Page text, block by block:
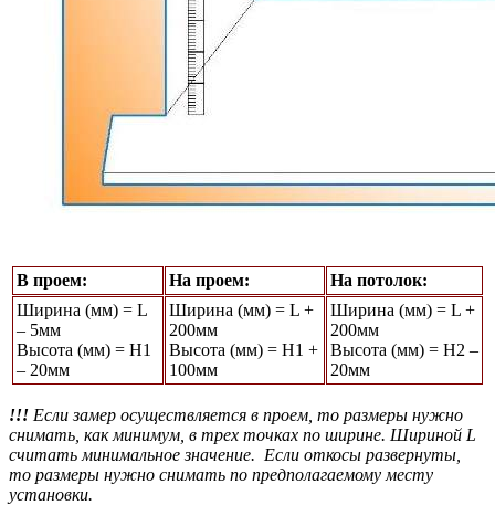
В проем: На проем:
На потолок:
Ширина (мм) = L
– 5мм
Высота (мм) = Н1
– 20мм
Ширина (мм) = L +
200мм
Высота (мм) = Н1 +
100мм
Ширина (мм) = L +
200мм
Высота (мм) = Н2 –
20мм
!!! Если замер осуществляется в проем, то размеры нужно
снимать, как минимум, в трех точках по ширине. Шириной L
считать минимальное значение. Если откосы развернуты,
то размеры нужно снимать по предполагаемому месту
установки.